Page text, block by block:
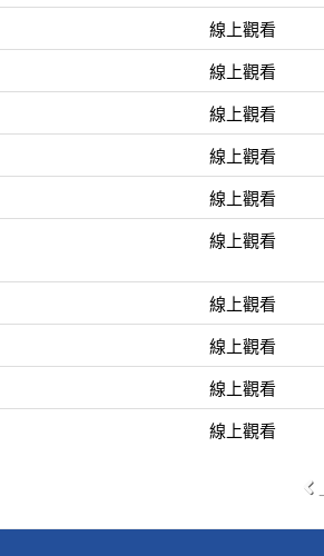
線上觀看
線上觀看
線上觀看
線上觀看
線上觀看
線上觀看
線上觀看
線上觀看
線上觀看
線上觀看